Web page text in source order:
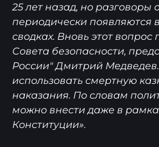
25 лет назад, но разговоры
периодически появляются
сводках. Вновь этот
Совета безопасности,
России" Дмитрий
использовать смертную
наказания. По словам
можно внести даже в
Конституции».